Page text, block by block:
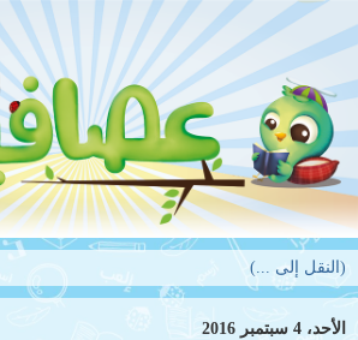
الأحد، 4 سبتمبر 2016